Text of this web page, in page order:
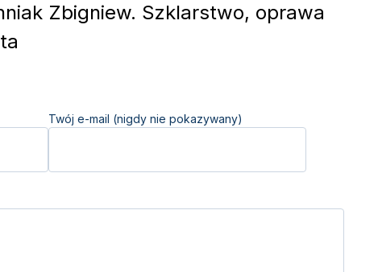
Zbigniew. Szklarstwo, oprawa
Twój e-mail (nigdy nie pokazywany)